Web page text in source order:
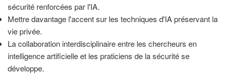
sécurité renforcées par l'IA.
Mettre davantage l'accent sur les techniques d'IA préservant la
vie privée.
La collaboration interdisciplinaire entre les chercheurs en
intelligence artificielle et les praticiens de la sécurité se
développe.